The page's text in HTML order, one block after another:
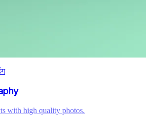
with high quality photos.